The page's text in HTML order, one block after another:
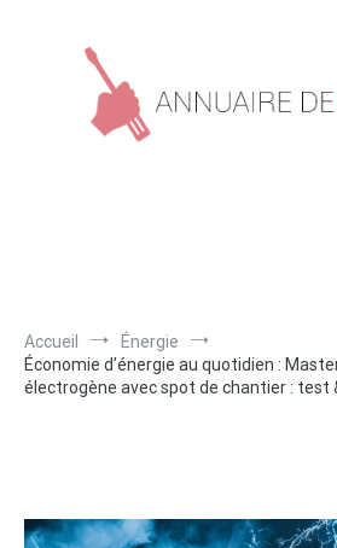
Accueil
Énergie
Économie d’énergie au quotidien :
électrogène avec spot de chantier : test